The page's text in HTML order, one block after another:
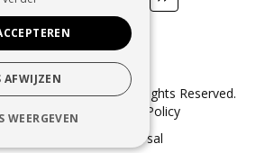
Dender. All Rights Reserved.
Cookie Policy
Privacy Policy
door conversal
AFWIJZEN
WEERGEVEN